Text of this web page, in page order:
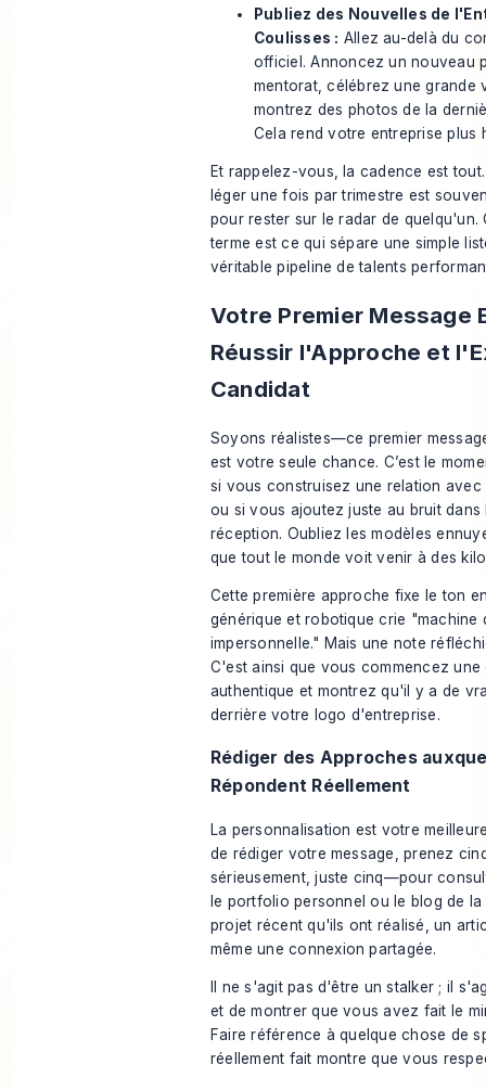
Publiez des Nouvelles de
Coulisses : Allez au-delà du
officiel. Annoncez un nouveau
mentorat, célébrez une grande
montrez des photos de la
Cela rend votre entreprise plus
Et rappelez-vous, la cadence est
léger une fois par trimestre est
pour rester sur le radar de quelqu'un.
terme est ce qui sépare une simple
véritable pipeline de talents
Votre Premier Message
Réussir l'Approche et
Candidat
Soyons réalistes—ce premier
est votre seule chance. C’est le
si vous construisez une relation
ou si vous ajoutez juste au bruit dans
réception. Oubliez les modèles
que tout le monde voit venir à des
Cette première approche fixe le ton
générique et robotique crie "machine
impersonnelle." Mais une note
C'est ainsi que vous commencez
authentique et montrez qu'il y a de
derrière votre logo d'entreprise.
Rédiger des Approches
Répondent Réellement
La personnalisation est votre
de rédiger votre message, prenez
sérieusement, juste cinq—pour
le portfolio personnel ou le blog de
projet récent qu'ils ont réalisé, un
même une connexion partagée.
Il ne s'agit pas d'être un stalker ; il
et de montrer que vous avez fait le
Faire référence à quelque chose de
réellement fait montre que vous